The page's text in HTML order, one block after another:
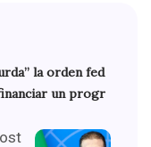
la orden fed
un progr